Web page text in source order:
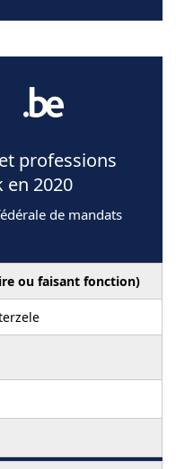
professions
en 2020
de mandats
ou faisant fonction)